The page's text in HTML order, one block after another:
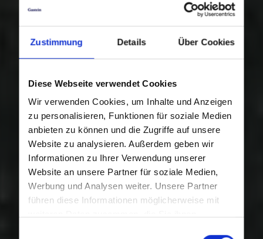
Zustimmung Details Über Cookies
Diese Webseite verwendet Cookies
Wir verwenden Cookies, um Inhalte und Anzeigen
zu personalisieren, Funktionen für soziale Medien
anbieten zu können und die Zugriffe auf unsere
Website zu analysieren. Außerdem geben wir
Informationen zu Ihrer Verwendung unserer
Website an unsere Partner für soziale Medien,
Werbung und Analysen weiter. Unsere Partner
führen diese Informationen möglicherweise mit